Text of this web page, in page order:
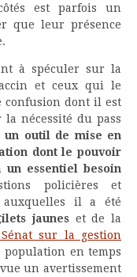
est parfois un
que leur présence
à spéculer sur la
et ceux qui le
confusion dont il est
nécessité du pass
un outil de mise en
dont le pouvoir
essentiel besoin
policières et
auxquelles il a été
jauneset de la
sur la gestion
en temps
un avertissement